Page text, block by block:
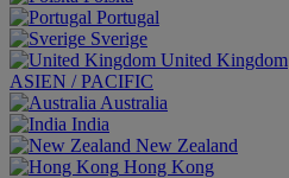
Portugal
Sverige
United Kingdom
ASIEN / PACIFIC
Australia
India
New Zealand
Hong Kong